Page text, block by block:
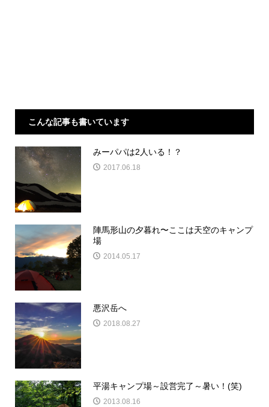
こんな記事も書いています
みーパパは2人いる！？
2017.06.18
陣馬形山の夕暮れ〜ここは天空のキャンプ
場
2014.05.17
悪沢岳へ
2018.08.27
平湯キャンプ場～設営完了～暑い！(笑)
2013.08.16